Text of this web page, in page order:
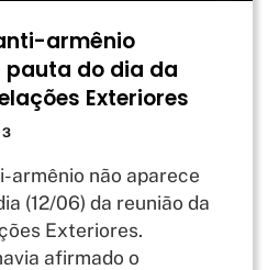
armênio
do dia da
Exteriores
armênio não aparece
(12/06) da reunião da
Exteriores.
afirmado o